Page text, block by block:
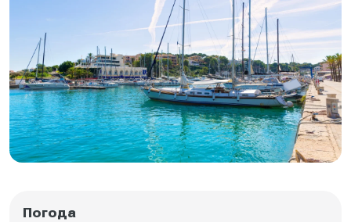
Погода